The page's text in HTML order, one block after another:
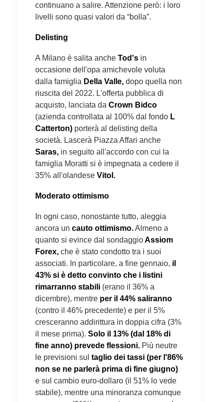
continuano a salire. Attenzione però: i loro
livelli sono quasi valori da “bolla”.
Delisting
A Milano è salita anche Tod's in
occasione dell'opa amichevole voluta
dalla famiglia Della Valle, dopo quella non
riuscita del 2022. L'offerta pubblica di
acquisto, lanciata da Crown Bidco
(azienda controllata al 100% dal fondo L
Catterton) porterà al delisting della
società. Lascerà Piazza Affari anche
Saras, in seguito all'accordo con cui la
famiglia Moratti si è impegnata a cedere il
35% all'olandese Vitol.
Moderato ottimismo
In ogni caso, nonostante tutto, aleggia
ancora un cauto ottimismo.Almeno a
quanto si evince dal sondaggioAssiom
Forex, che è stato condotto tra i suoi
associati. In particolare, a fine gennaio, il
43% si è detto convinto che i listini
rimarranno stabili (erano il 36% a
dicembre), mentre per il 44% saliranno
(contro il 46% precedente) e per il 5%
cresceranno addirittura in doppia cifra (3%
il mese prima). Solo il 13% (dal 18% di
fine anno) prevede flessioni. Più neutre
le previsioni sul taglio dei tassi (per l'86%
non se ne parlerà prima di fine giugno)
e sul cambio euro-dollaro (il 51% lo vede
stabile), mentre una minoranza comunque